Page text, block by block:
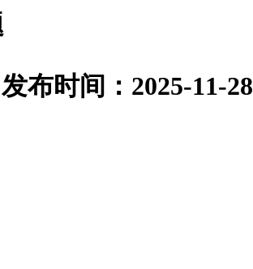
发布时间：2025-11-28